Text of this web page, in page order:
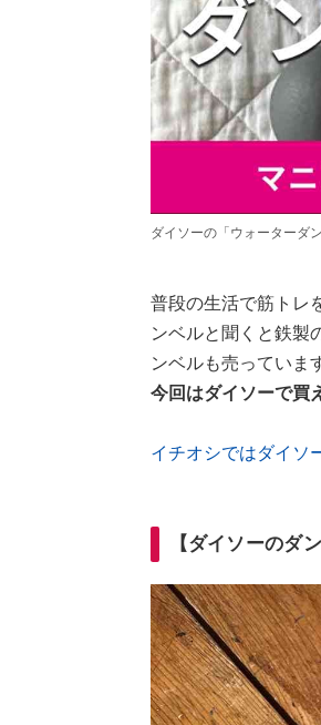
ダイソーの「ウォーターダ
普段の生活で筋トレ
ンベルと聞くと鉄製
ンベルも売っていま
今回はダイソーで買
イチオシではダイソ
【ダイソーのダ